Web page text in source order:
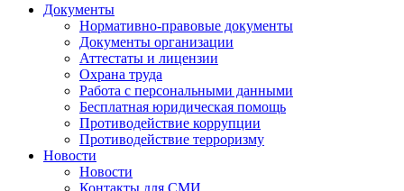
Документы
Нормативно-правовые документы
Документы организации
Аттестаты и лицензии
Охрана труда
Работа с персональными данными
Бесплатная юридическая помощь
Противодействие коррупции
Противодействие терроризму
Новости
Новости
Контакты для СМИ